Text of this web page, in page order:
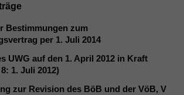
Bestimmungen zum
per 1. Juli 2014
UWG auf den 1. April 2012 in Kraft
8: 1. Juli 2012)
zur Revision des BöB und der VöB, V